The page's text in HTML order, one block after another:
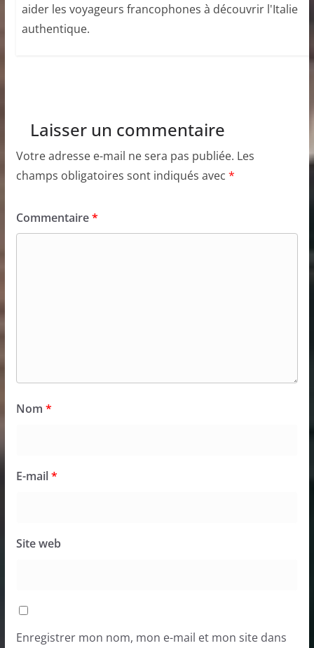
aider les voyageurs francophones à découvrir l'Italie
authentique.
Laisser un commentaire
Votre adresse e-mail ne sera pas publiée. Les
champs obligatoires sont indiqués avec *
Commentaire*
Nom *
E-mail*
Site web
Enregistrer mon nom, mon e-mail et mon site dans